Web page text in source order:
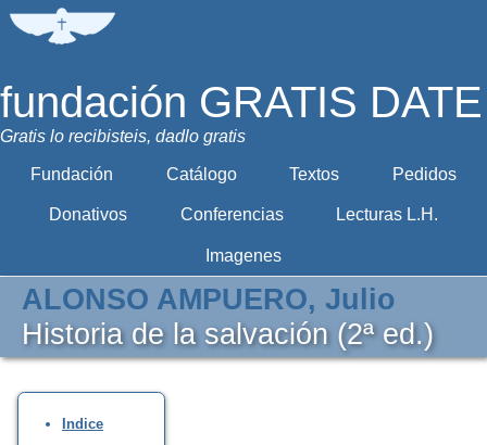
fundación GRATIS DATE
Gratis lo recibisteis, dadlo gratis
Fundación Catálogo Textos Pedidos
Donativos Conferencias Lecturas L.H.
Imagenes
ALONSO AMPUERO, Julio
Historia de la salvación (2ª ed.)
Indice